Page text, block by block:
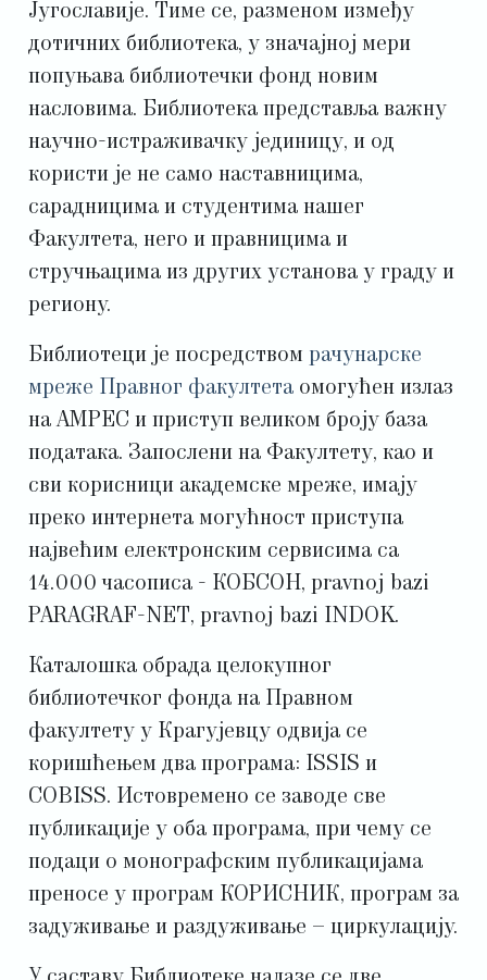
Југославије. Тиме се, разменом између
дотичних библиотека, у значајној мери
попуњава библиотечки фонд новим
насловима. Библиотека представља важну
научно-истраживачку јединицу, и од
користи је не само наставницима,
сарадницима и студентима нашег
Факултета, него и правницима и
стручњацима из других установа у граду и
региону.
Библиотеци је посредством рачунарске
мреже Правног факултета омогућен излаз
на АМРЕС и приступ великом броју база
података. Запослени на Факултету, као и
сви корисници академске мреже, имају
преко интернета могућност приступа
највећим електронским сервисима са
14.000 часописа - КОБСОН, pravnoj bazi
PARAGRAF-NET, pravnoj bazi INDOK.
Каталошка обрада целокупног
библиотечког фонда на Правном
факултету у Крагујевцу одвија се
коришћењем два програма: ISSIS и
COBISS. Истовремено се заводе све
публикације у оба програма, при чему се
подаци о монографским публикацијама
преносе у програм КОРИСНИК, програм за
задуживање и раздуживање – циркулацију.